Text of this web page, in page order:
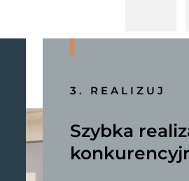
3. REALIZUJ
Szybka